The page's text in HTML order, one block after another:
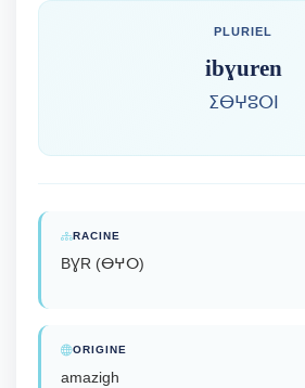
PLURIEL
ibɣuren
ⵉⴱⵖⵓⵔⵏ
RACINE
BƔR (ⴱⵖⵔ)
ORIGINE
amazigh